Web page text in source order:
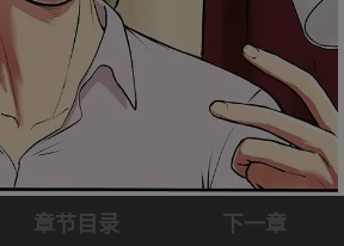
章节目录 下一章